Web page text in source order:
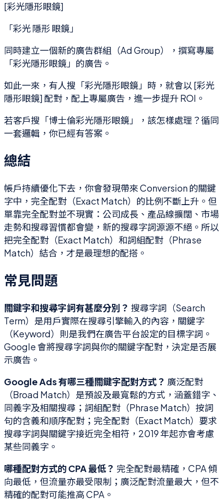
[彩光隱形眼鏡]
「彩光 隱形 眼鏡」
同時建立一個新的廣告群組（Ad Group），撰寫專屬
「彩光隱形眼鏡」的廣告。
如此一來，有人搜「彩光隱形眼鏡」時，就會以 [彩光
隱形眼鏡] 配對，配上專屬廣告，進一步提升 ROI。
若客戶搜「博士倫彩光隱形眼鏡」，該怎樣處理？循同
一套邏輯，你已經有答案。
總結
帳戶持續優化下去，你會發現帶來 Conversion 的關鍵
字中，完全配對（Exact Match）的比例不斷上升。但
單靠完全配對並不現實：公司成長、產品線擴闊、市場
走勢和搜尋習慣都會變，新的搜尋字詞源源不絕。所以
把完全配對（Exact Match）和詞組配對（Phrase
Match）結合，才是最理想的配搭。
常見問題
關鍵字和搜尋字詞有甚麼分別？ 搜尋字詞（Search
Term）是用戶實際在搜尋引擎輸入的內容，關鍵字
（Keyword）則是我們在廣告平台設定的目標字詞。
Google 會將搜尋字詞與你的關鍵字配對，決定是否展
示廣告。
Google Ads 有哪三種關鍵字配對方式？ 廣泛配對
（Broad Match）是預設及最寬鬆的方式，涵蓋錯字、
同義字及相關搜尋；詞組配對（Phrase Match）按詞
句的含義和順序配對；完全配對（Exact Match）要求
搜尋字詞與關鍵字接近完全相符，2019 年起亦會考慮
某些同義字。
哪種配對方式的 CPA 最低？ 完全配對最精確，CPA 傾
向最低，但流量亦最受限制；廣泛配對流量最大，但不
精確的配對可能推高 CPA。